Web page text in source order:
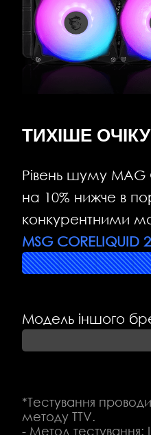
ТИХІШЕ
Рівень шуму MAG
на 10% нижче в
конкурентними
MSG CORELIQUID
Модель іншого
*Тестування
методу TTV.
- Метод тестування: